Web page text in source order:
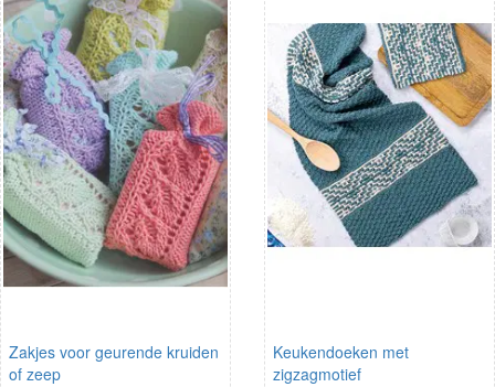
Zakjes voor geurende kruiden
of zeep
Keukendoeken met
zigzagmotief